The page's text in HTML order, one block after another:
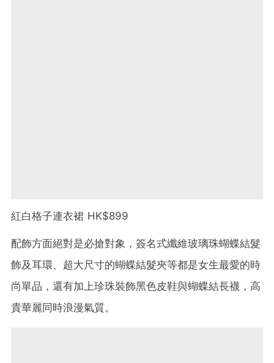
紅白格子連衣裙 HK$899
配飾方面絕對是必搶對象，簽名式纖維玻璃珠蝴蝶結髮
飾及耳環、超大尺寸的蝴蝶結髮夾等都是女生最愛的時
尚單品，還有加上珍珠裝飾黑色皮鞋與蝴蝶結長襪，高
貴華麗同時浪漫氣質。